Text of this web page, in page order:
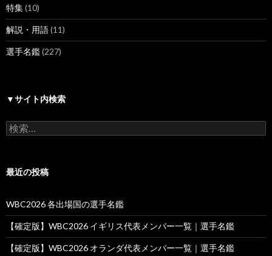
特集(10)
解説・用語(11)
選手名鑑(227)
▼サイト内検索
検
索:
最近の投稿
WBC2026 各出場国の選手名鑑
【確定版】WBC2026 イギリス代表メンバー一覧｜選手名鑑
【確定版】WBC2026 オランダ代表メンバー一覧｜選手名鑑